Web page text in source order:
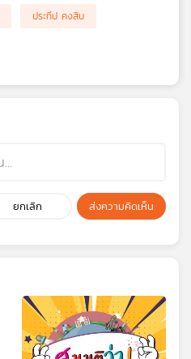
ประทีป คงสิบ
ยกเลิก ส่งความคิดเห็น